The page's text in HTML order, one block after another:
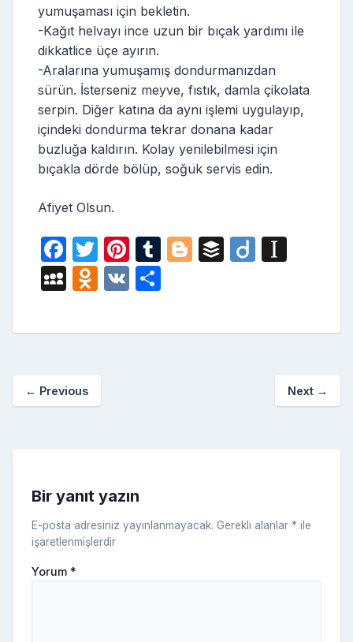
yumuşaması için bekletin.
-Kağıt helvayı ince uzun bir bıçak yardımı ile
dikkatlice üçe ayırın.
-Aralarına yumuşamış dondurmanızdan
sürün. İsterseniz meyve, fıstık, damla çikolata
serpin. Diğer katına da aynı işlemi uygulayıp,
içindeki dondurma tekrar donana kadar
buzluğa kaldırın. Kolay yenilebilmesi için
bıçakla dörde bölüp, soğuk servis edin.
Afiyet Olsun.
F
a
c
e
o
T
w
itt
er
Pi
nt
er
e
T
bl
Bl
g
B
r
Di
p
er
M
S
a
c
O
n
a
ki
V
ar
← Previous Next →
Bir yanıt yazın
E-posta adresiniz yayınlanmayacak. Gerekli alanlar * ile
işaretlenmişlerdir
Yorum *